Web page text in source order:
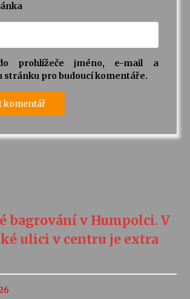
prohlížeče jméno, e-mail a
stránku pro budoucí komentáře.
bagrování v Humpolci. V
ulici v centru je extra